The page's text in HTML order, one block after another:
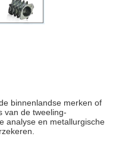
binnenlandse merken of
van de tweeling-
analyse en metallurgische